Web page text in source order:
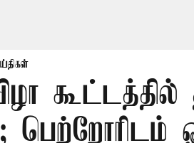
பெற்றோரிடம்